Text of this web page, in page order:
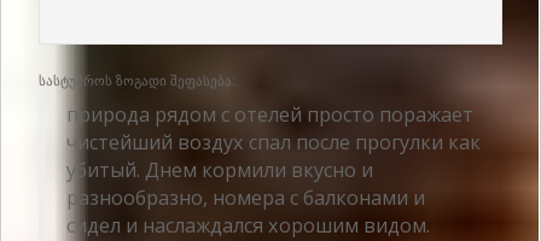
სასტუმროს ზოგადი შეფასება:
природа рядом с отелей просто поражает
чистейший воздух спал после прогулки как
убитый. Днем кормили вкусно и
разнообразно, номера с балконами и
сидел и наслаждался хорошим видом.